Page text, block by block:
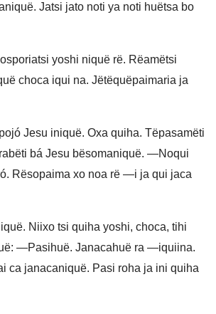
Jatsi jato noti ya noti huëtsa bo
yoshi niquë rë. Rëamëtsi
choca iqui na. Jëtëquëpaimaria ja
Jesu iniquë. Oxa quiha. Tëpasamëti
bá Jesu bësomaniquë. —Noqui
Rësopaima xo noa rë —i ja qui jaca
Niixo tsi quiha yoshi, choca, tihi
—Pasihuë. Janacahuë ra —iquiina.
ca janacaniquë. Pasi roha ja ini quiha